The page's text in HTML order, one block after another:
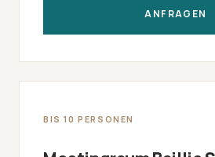
ANFRAGEN
BIS 10 PERSONEN